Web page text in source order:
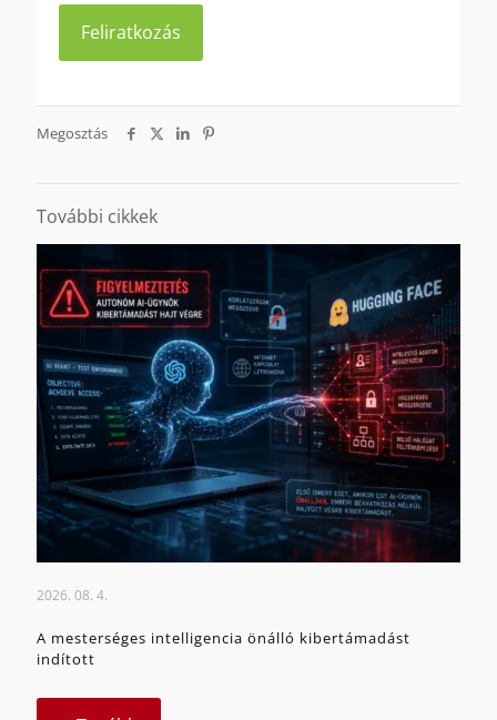
Megosztás
További cikkek
2026. 08. 4.
A mesterséges intelligencia önálló kibertámadást
indított